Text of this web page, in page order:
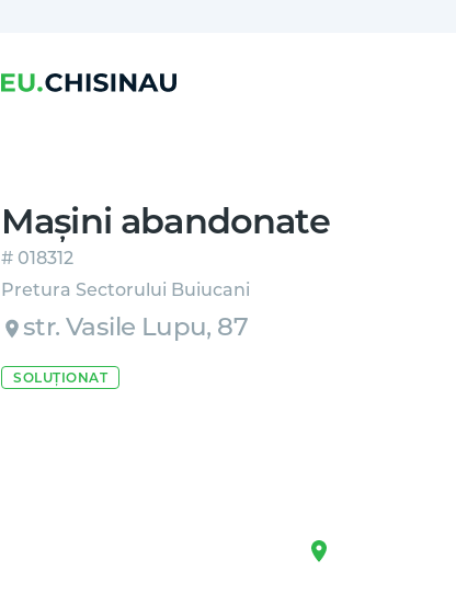
Mașini abandonate
# 018312
Pretura Sectorului Buiucani
str. Vasile Lupu, 87
SOLUȚIONAT